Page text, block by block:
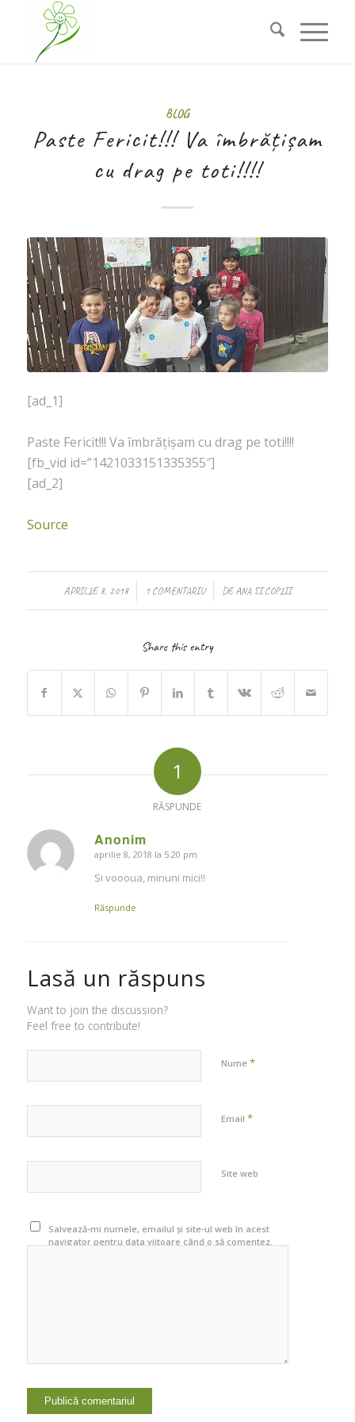
BLOG
Paste Fericit!!! Va îmbrățișam
cu drag pe toti!!!!
[ad_1]
Paste Fericit!!! Va îmbrățișam cu drag pe toti!!!!
[fb_vid id=”1421033151335355″]
[ad_2]
Source
APRILIE 8, 2018
/ 1 COMENTARIU
/ DEANA SI COPIII
Share this entry
1
RĂSPUNDE
Anonim
says:
aprilie 8, 2018 la 5:20 pm
Si voooua, minuni mici!!
Răspunde
Lasă un răspuns
Want to join the discussion?
Feel free to contribute!
Nume *
Email *
Site web
Salvează-mi numele, emailul și site-ul web în acest
navigator pentru data viitoare când o să comentez.